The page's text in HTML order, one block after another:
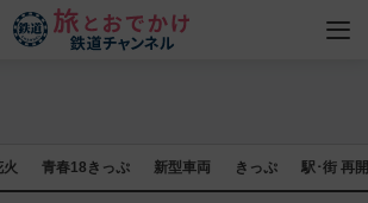
火 青春18きっぷ 新型車両 きっぷ 駅･街 再